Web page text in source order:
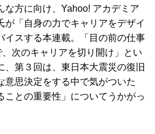
な方に向け、Yahoo! アカデミア
が「自身の力でキャリアをデザイ
イスする本連載。「目の前の仕事
次のキャリアを切り開け」とい
、第３回は、東日本大震災の復旧
意思決定をする中で気がついた
ことの重要性」についてうかがっ